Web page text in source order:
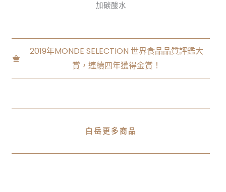
加碳酸水
2019年MONDE SELECTION 世界食品品質評鑑大
賞，連續四年獲得金賞！
白岳更多商品